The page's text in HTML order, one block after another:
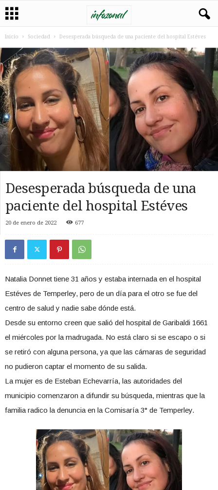
Inicio Sociedad Desesperada búsqueda de una paciente del hospital Estéves
Desesperada búsqueda de una
paciente del hospital Estéves
20 de enero de 2022 677
Natalia Donnet tiene 31 años y estaba internada en el hospital
Estéves de Temperley, pero de un día para el otro se fue del
centro de salud y nadie sabe dónde está.
Desde su entorno creen que salió del hospital de Garibaldi 1661
el miércoles por la madrugada. No está claro si se escapo o si
se retiró con alguna persona, ya que las cámaras de seguridad
no pudieron captar el momento de su salida.
La mujer es de Esteban Echevarría, las autoridades del
municipio comenzaron a difundir su búsqueda, mientras que la
familia radico la denuncia en la Comisaría 3° de Temperley.